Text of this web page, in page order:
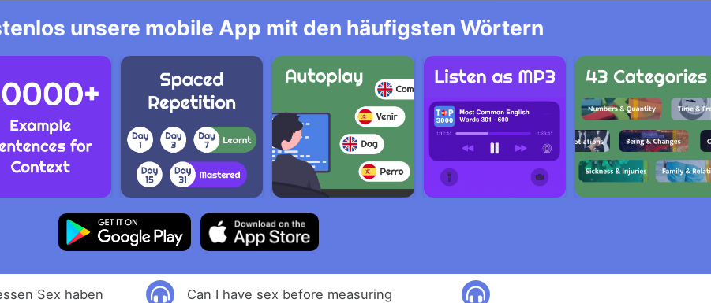
unsere mobile App mit den häufigsten Wörtern
Sex haben Can I have sex before measuring